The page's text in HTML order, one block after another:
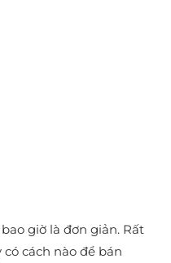
giờ là đơn giản. Rất
cách nào để bán